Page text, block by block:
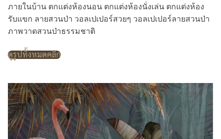
ภายในบ้าน ตกแต่งห้องนอน ตกแต่งห้องนั่งเล่น ตกแต่งห้อง
รับแขก ลายสวนป่า วอลเปเปอร์สวยๆ วอลเปเปอร์ลายสวนป่า
ภาพวาดสวนป่าธรรมชาติ
ดูรูปทั้งหมดคลิก